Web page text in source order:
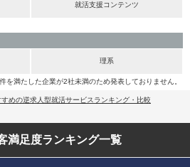
就活支援コンテンツ
理系
満たした企業が2社未満のため発表しておりません。
すめの逆求人型就活サービスランキング・比較
満足度ランキング一覧